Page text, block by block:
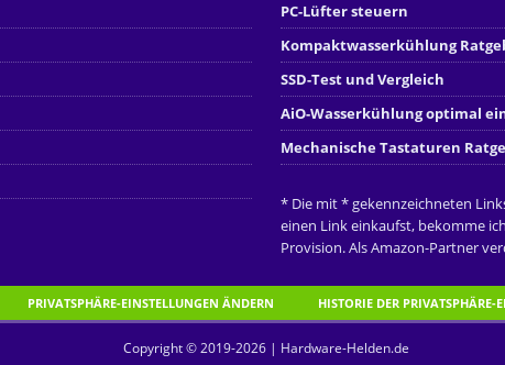
PC-Lüfter steuern
Kompaktwasserkühlung
SSD-Test und Vergleich
AiO-Wasserkühlung optimal
Mechanische Tastaturen
* Die mit * gekennzeichneten
einen Link einkaufst, bekomme
Provision. Als Amazon-Partner
PRIVATSPHÄRE-EINSTELLUNGEN ÄNDERN HISTORIE DER PRIVATSPHÄRE-
Copyright © 2019-2026 | Hardware-Helden.de